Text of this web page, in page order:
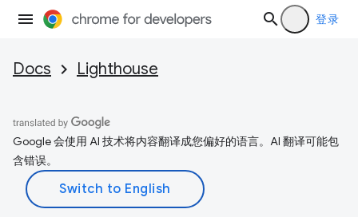
登录
Docs Lighthouse
Google 会使用 AI 技术将内容翻译成您偏好的语言。AI 翻译可能包
含错误。